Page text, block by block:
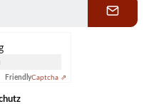
FriendlyCaptcha ⇗